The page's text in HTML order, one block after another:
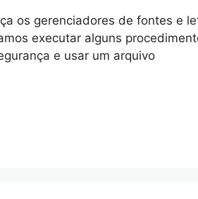
os gerenciadores de fontes e
executar alguns
e usar um arquivo